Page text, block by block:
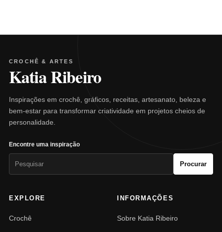
CROCHÊ & ARTES
Katia Ribeiro
Inspirações em crochê, gráficos, receitas, artesanato, beleza e
bem-estar para transformar criatividade em projetos cheios de
personalidade.
Encontre uma inspiração
Procurar
EXPLORE
Crochê
INFORMAÇÕES
Sobre Katia Ribeiro